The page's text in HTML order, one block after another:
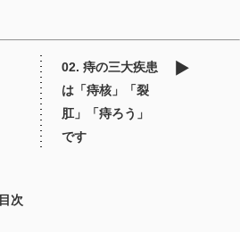
02. 痔の三大疾患
は「痔核」「裂
肛」「痔ろう」
です
次